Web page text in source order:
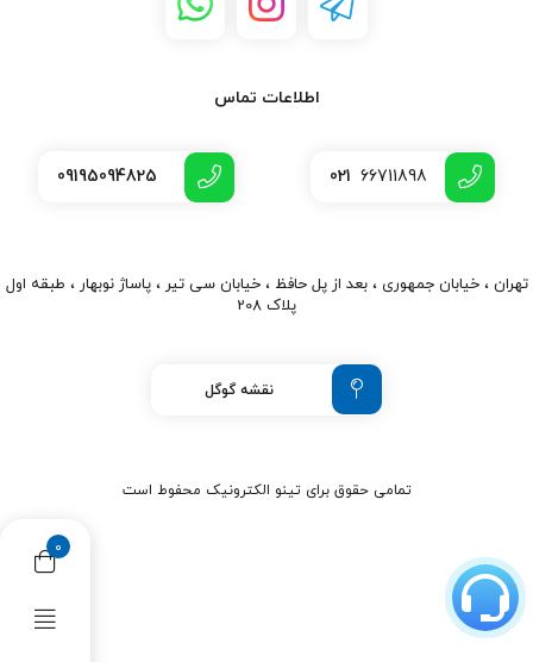
0
اطلاعات تماس
021 66711898
09195094825
تهران ، خیابان جمهوری ، بعد از پل حافظ ، خیابان سی تیر ، پاساژ نوبهار ، طبقه اول
پلاک 208
نقشه گوگل
تمامی حقوق برای تینو الکترونیک محفوط است